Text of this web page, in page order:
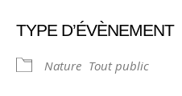
TYPE D’ÉVÈNEMENT
Nature Tout public